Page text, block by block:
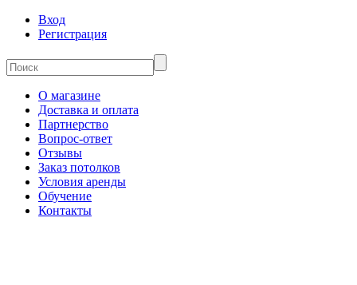
Вход
Регистрация
О магазине
Доставка и оплата
Партнерство
Вопрос-ответ
Отзывы
Заказ потолков
Условия аренды
Обучение
Контакты